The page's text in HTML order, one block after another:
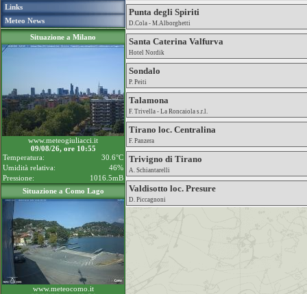
Links
Meteo News
Situazione a Milano
www.meteogiuliacci.it
09/08/26, ore 10:55
Temperatura:
30.6°C
Umidità relativa:
46%
Pressione:
1016.5mB
Situazione a Como Lago
www.meteocomo.it
Punta degli Spiriti
D.Cola - M.Alborghetti
Santa Caterina Valfurva
Hotel Nordik
Sondalo
P. Peiti
Talamona
F. Trivella - La Roncaiola s.r.l.
Tirano loc. Centralina
F. Panzera
Trivigno di Tirano
A. Schiantarelli
Valdisotto loc. Presure
D. Piccagnoni